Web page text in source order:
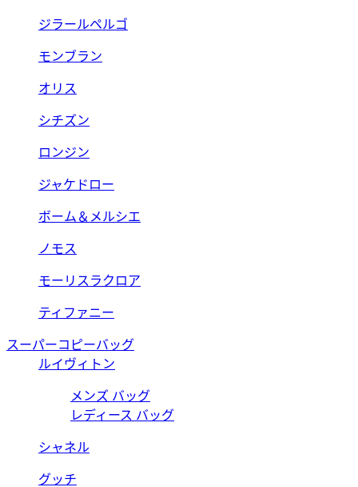
ジラールペルゴ
モンブラン
オリス
シチズン
ロンジン
ジャケドロー
ボーム＆メルシエ
ノモス
モーリスラクロア
ティファニー
スーパーコピーバッグ
ルイヴィトン
メンズ バッグ
レディース バッグ
シャネル
グッチ